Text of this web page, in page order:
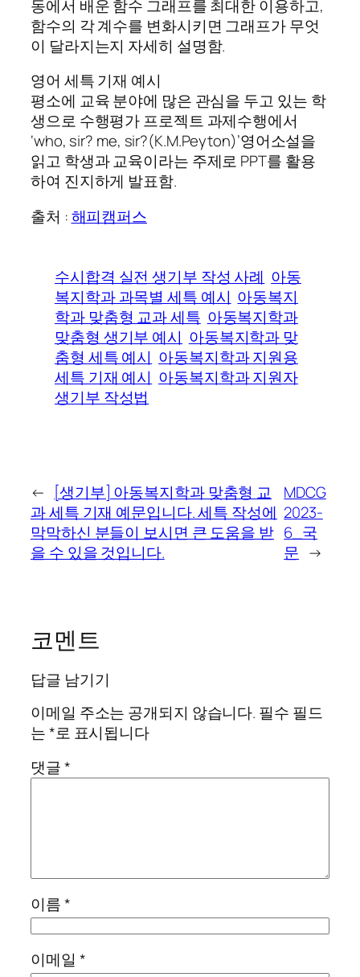
동에서 배운 함수 그래프를 최대한 이용하고,
함수의 각 계수를 변화시키면 그래프가 무엇
이 달라지는지 자세히 설명함.
영어 세특 기재 예시
평소에 교육 분야에 많은 관심을 두고 있는 학
생으로 수행평가 프로젝트 과제수행에서
‘who, sir? me, sir?(K.M.Peyton)’영어소설을
읽고 학생과 교육이라는 주제로 PPT를 활용
하여 진지하게 발표함.
출처 :해피캠퍼스
수시합격 실전 생기부 작성 사례 아동
복지학과 과목별 세특 예시 아동복지
학과 맞춤형 교과 세특 아동복지학과
맞춤형 생기부 예시 아동복지학과 맞
춤형 세특 예시 아동복지학과 지원용
세특 기재 예시 아동복지학과 지원자
생기부 작성법
← [생기부] 아동복지학과 맞춤형 교
과 세특 기재 예문입니다. 세특 작성에
막막하신 분들이 보시면 큰 도움을 받
을 수 있을 것입니다.
MDCG
2023-
6_국
문 →
코멘트
답글 남기기
이메일 주소는 공개되지 않습니다. 필수 필드
는*로 표시됩니다
댓글*
이름*
이메일 *